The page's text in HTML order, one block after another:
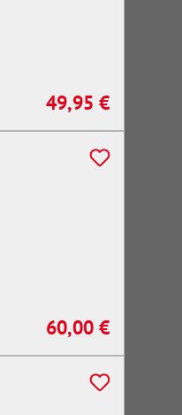
Regulärer Preis:
49,95 €
Regulärer Preis:
60,00 €